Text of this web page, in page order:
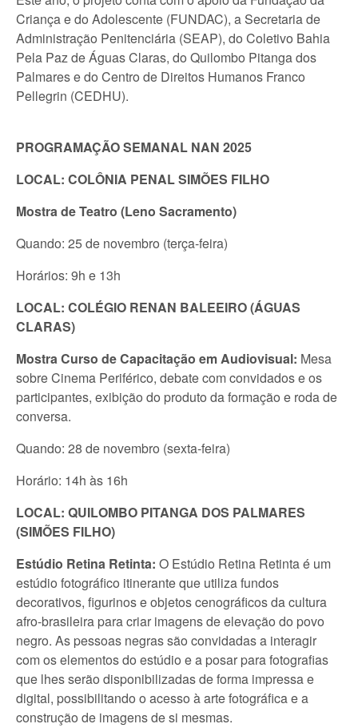
Criança e do Adolescente (FUNDAC), a Secretaria de
Administração Penitenciária (SEAP), do Coletivo Bahia
Pela Paz de Águas Claras, do Quilombo Pitanga dos
Palmares e do Centro de Direitos Humanos Franco
Pellegrin (CEDHU).
PROGRAMAÇÃO SEMANAL NAN 2025
LOCAL: COLÔNIA PENAL SIMÕES FILHO
Mostra de Teatro (Leno Sacramento)
Quando: 25 de novembro (terça-feira)
Horários: 9h e 13h
LOCAL: COLÉGIO RENAN BALEEIRO (ÁGUAS
CLARAS)
Mostra Curso de Capacitação em Audiovisual: Mesa
sobre Cinema Periférico, debate com convidados e os
participantes, exibição do produto da formação e roda de
conversa.
Quando: 28 de novembro (sexta-feira)
Horário: 14h às 16h
LOCAL: QUILOMBO PITANGA DOS PALMARES
(SIMÕES FILHO)
Estúdio Retina Retinta: O Estúdio Retina Retinta é um
estúdio fotográfico itinerante que utiliza fundos
decorativos, figurinos e objetos cenográficos da cultura
afro-brasileira para criar imagens de elevação do povo
negro. As pessoas negras são convidadas a interagir
com os elementos do estúdio e a posar para fotografias
que lhes serão disponibilizadas de forma impressa e
digital, possibilitando o acesso à arte fotográfica e a
construção de imagens de si mesmas.